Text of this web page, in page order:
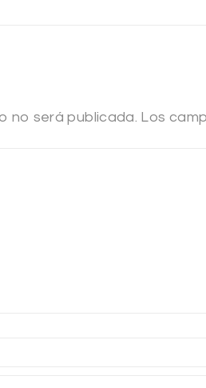
no será publicada. Los